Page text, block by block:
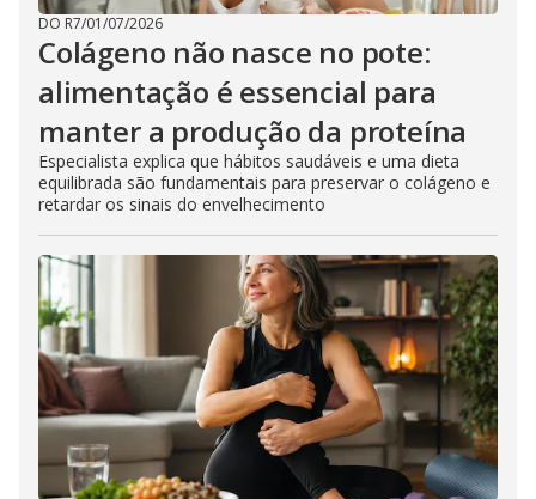
DO R7/01/07/2026
Colágeno não nasce no pote:
alimentação é essencial para
manter a produção da proteína
Especialista explica que hábitos saudáveis e uma dieta
equilibrada são fundamentais para preservar o colágeno e
retardar os sinais do envelhecimento